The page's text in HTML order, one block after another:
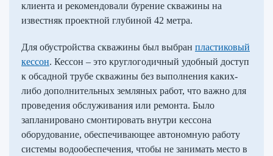
клиента и рекомендовали бурение скважины на
известняк проектной глубиной 42 метра.
Для обустройства скважины был выбран пластиковый
кессон. Кессон – это круглогодичный удобный доступ
к обсадной трубе скважины без выполнения каких-
либо дополнительных земляных работ, что важно для
проведения обслуживания или ремонта. Было
запланировано смонтировать внутри кессона
оборудование, обеспечивающее автономную работу
системы водообеспечения, чтобы не занимать место в